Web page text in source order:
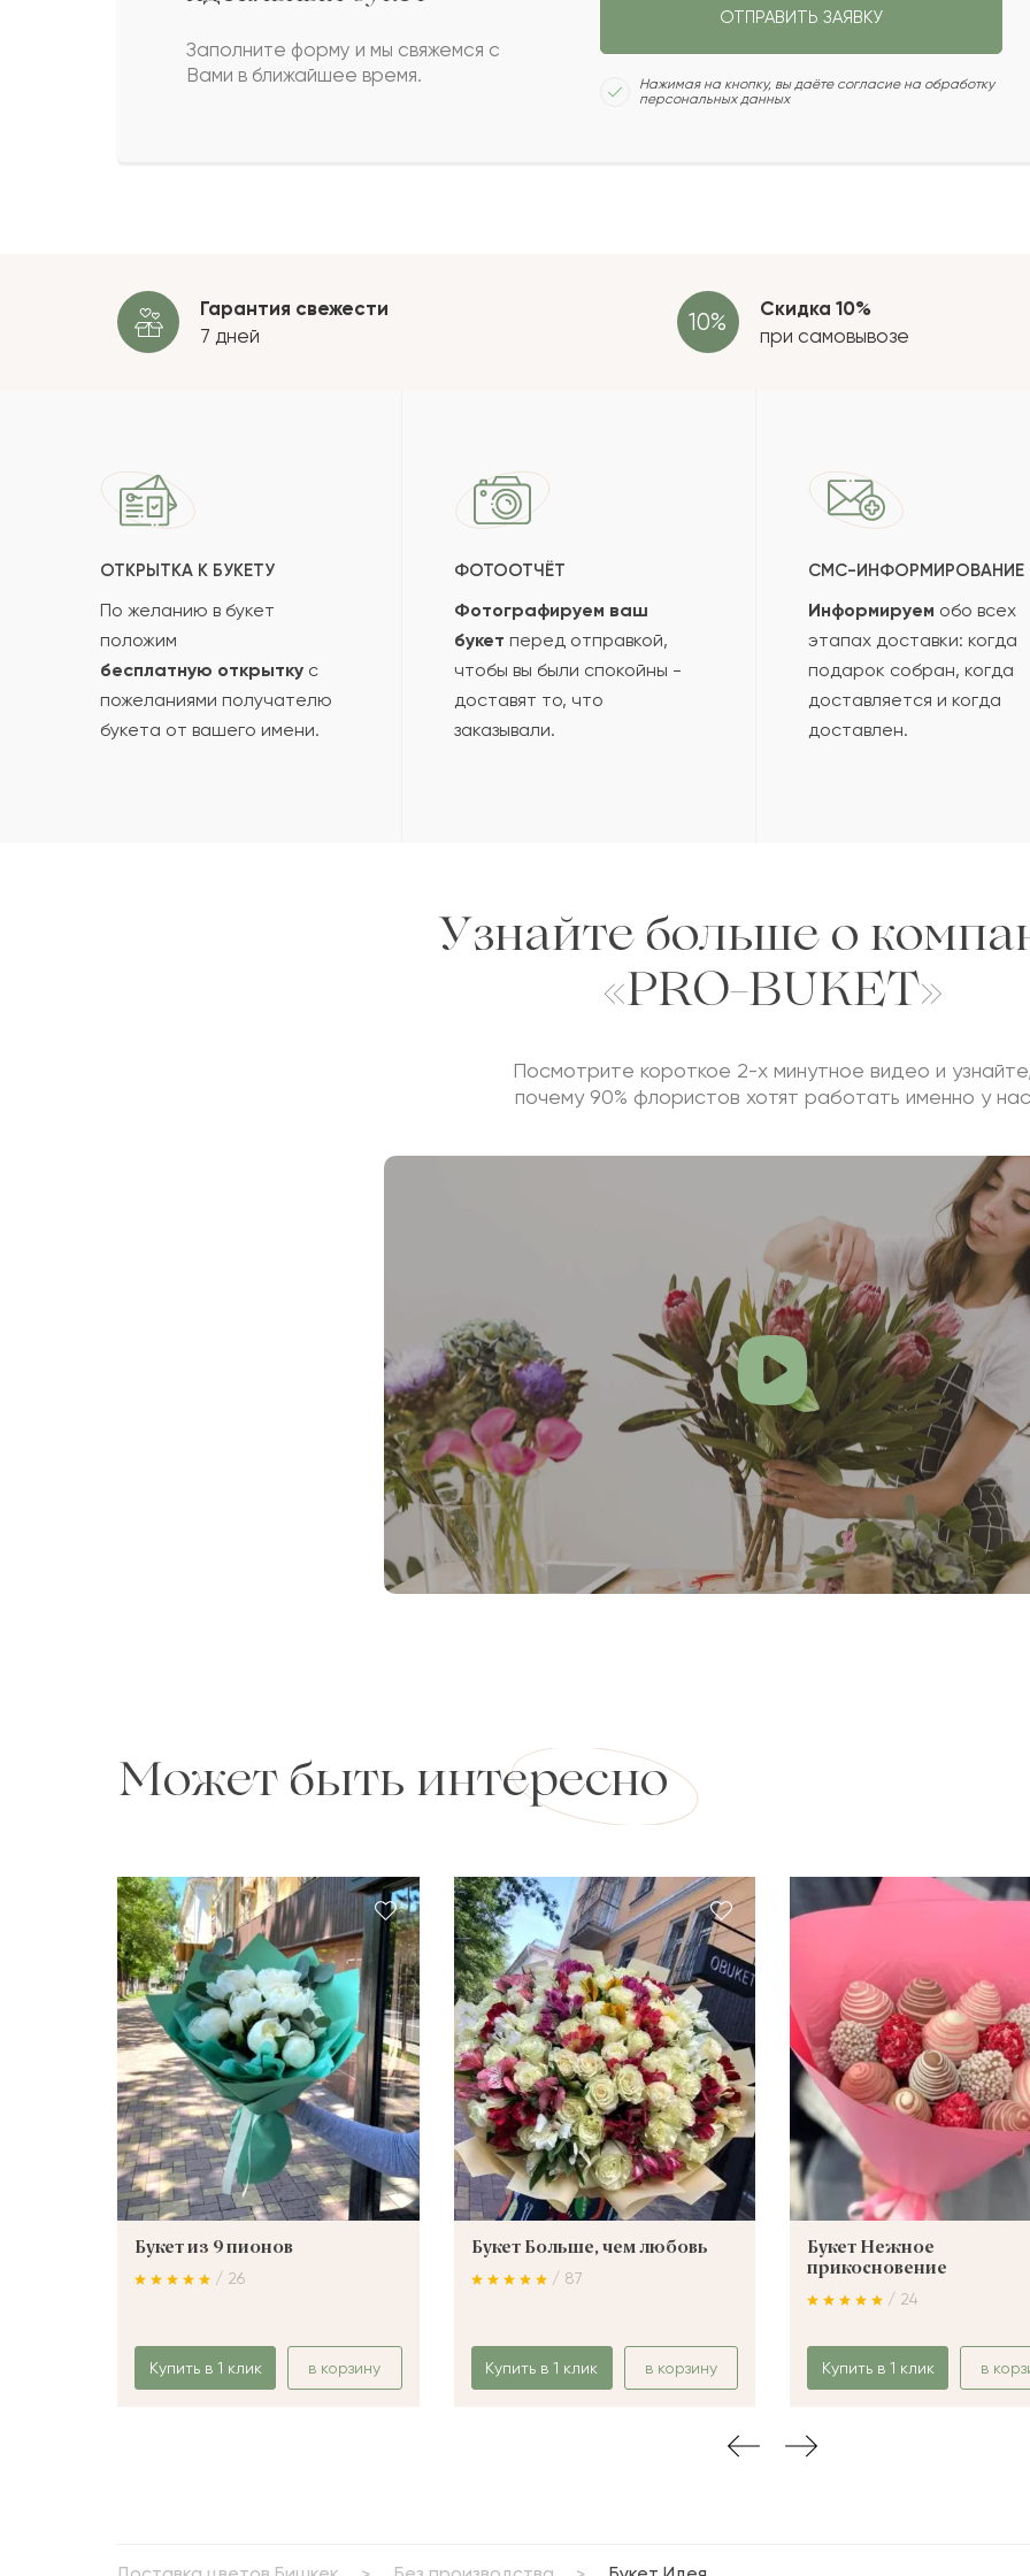
2022-04-27
2022-04-12
Заполните форму и мы свяжемся с
Вами в ближайшее время.
ОТПРАВИТЬ ЗАЯВКУ
Нажимая на кнопку, вы даёте согласие на обработку
персональных данных
Гарантия свежести
7 дней
Скидка 10%
при самовывозе
ОТКРЫТКА К БУКЕТУ
По желанию в букет
положим
бесплатную открытку с
пожеланиями получателю
букета от вашего имени.
ФОТООТЧЁТ
Фотографируем ваш
букет перед отправкой,
чтобы вы были спокойны -
доставят то, что
заказывали.
СМС-ИНФОРМИРОВАНИЕ
Информируем обо всех
этапах доставки: когда
подарок собран, когда
доставляется и когда
доставлен.
Узнайте больше о
«PRO-BUKET»
Посмотрите короткое 2-х минутное видео и
почему 90% флористов хотят работать именно у нас
Может быть интересно
Букет из 9 пионов
/ 26
Купить в 1 клик в корзину
Букет Больше, чем любовь
/ 87
Купить в 1 клик в корзину
Букет Нежное
прикосновение
/ 24
Купить в 1 клик в